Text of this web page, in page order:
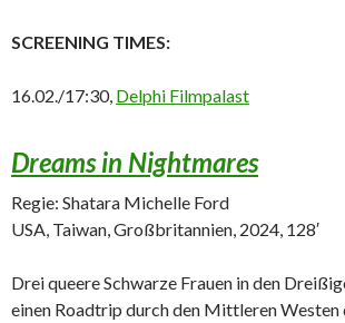
SCREENING TIMES:
16.02./17:30, Delphi Filmpalast
Dreams in Nightmares
Regie: Shatara Michelle Ford
USA, Taiwan, Großbritannien, 2024, 128′
Drei queere Schwarze Frauen in den
einen Roadtrip durch den Mittleren Westen